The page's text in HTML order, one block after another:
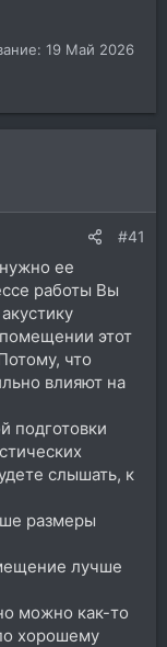
19 Май 2026
#41
ее
работы Вы
этот
что
влияют на
подготовки
слышать, к
размеры
лучше
можно как-то
хорошему